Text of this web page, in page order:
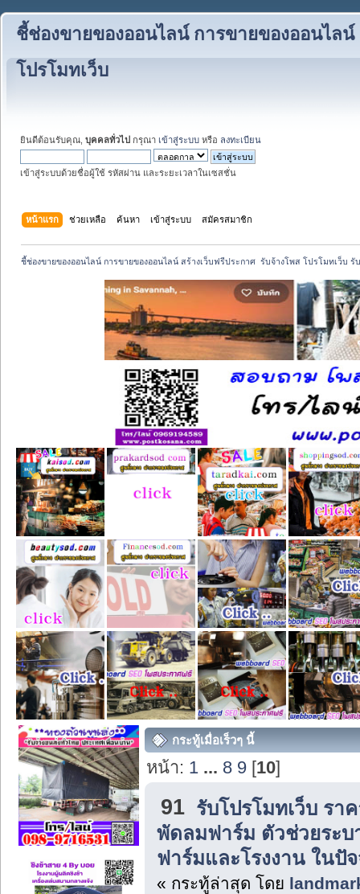
ชี้ช่องขายของออนไลน์ การขายของออนไลน์
โปรโมทเว็บ
ยินดีต้อนรับคุณ, บุคคลทั่วไป กรุณา เข้าสู่ระบบ หรือ ลงทะเบียน
เข้าสู่ระบบด้วยชื่อผู้ใช้ รหัสผ่าน และระยะเวลาในเซสชั่น
หน้าแรก ช่วยเหลือ ค้นหา เข้าสู่ระบบ สมัครสมาชิก
ชี้ช่องขายของออนไลน์ การขายของออนไลน์ สร้างเว็บฟรีประกาศ  รับจ้างโพส โปรโมทเว็บ รั
กระทู้เมื่อเร็วๆ นี้
หน้า: 1 ... 8 9 [10]
91 รับโปรโมทเว็บ รา
พัดลมฟาร์ม ตัวช่วยระบ
ฟาร์มและโรงงาน ในปั
« กระทู้ล่าสุด โดย